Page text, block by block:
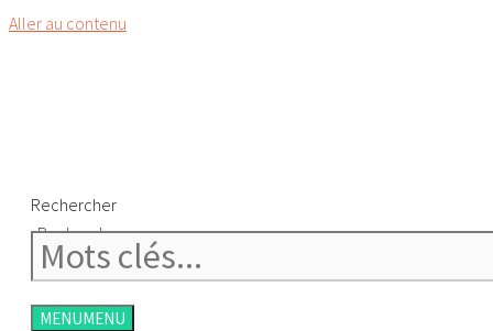
Aller au contenu
Rechercher
Rechercher
MENUMENU